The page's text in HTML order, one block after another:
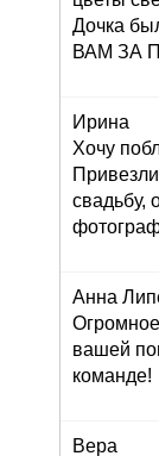
Дочка
ВАМ ЗА
Ирина
Хочу
свадьбу,
Анна
вашей
команде!
Вера